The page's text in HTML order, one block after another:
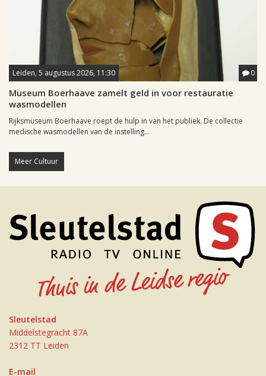
Leiden, 5 augustus 2026, 11:30 0
Museum Boerhaave zamelt geld in voor restauratie
wasmodellen
Rijksmuseum Boerhaave roept de hulp in van het publiek. De collectie
medische wasmodellen van de instelling...
Meer Cultuur
Sleutelstad
Middelstegracht 87A
2312 TT Leiden
E-mail